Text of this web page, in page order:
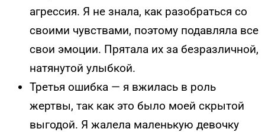
агрессия. Я не знала, как разобраться со
своими чувствами, поэтому подавляла все
свои эмоции. Прятала их за безразличной,
натянутой улыбкой.
Третья ошибка — я вжилась в роль
жертвы, так как это было моей скрытой
выгодой. Я жалела маленькую девочку